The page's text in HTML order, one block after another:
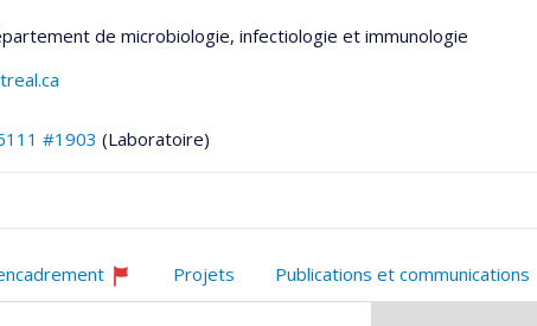
de microbiologie, infectiologie et immunologie
#1903 (Laboratoire)
Ce
Projets Publications et communications